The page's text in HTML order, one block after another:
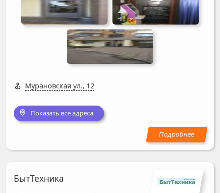
Мурановская ул., 12
Показать все адреса
БытТехника